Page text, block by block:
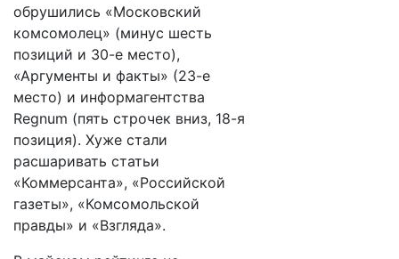
обрушились «Московский
комсомолец» (минус шесть
позиций и 30-е место),
«Аргументы и факты» (23-е
место) и информагентства
Regnum (пять строчек вниз, 18-я
позиция). Хуже стали
расшаривать статьи
«Коммерсанта», «Российской
газеты», «Комсомольской
правды» и «Взгляда».